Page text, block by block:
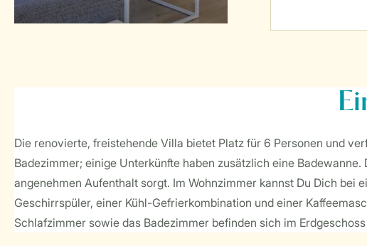
Die renovierte, freistehende Villa bietet Platz für 6 Personen und
Badezimmer; einige Unterkünfte haben zusätzlich eine
angenehmen Aufenthalt sorgt. Im Wohnzimmer kannst Du Dich
Geschirrspüler, einer Kühl-Gefrierkombination und einer
Schlafzimmer sowie das Badezimmer befinden sich im